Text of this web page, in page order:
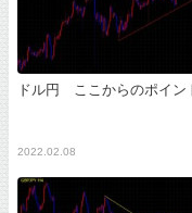
ドル円 ここからのポイン
2022.02.08